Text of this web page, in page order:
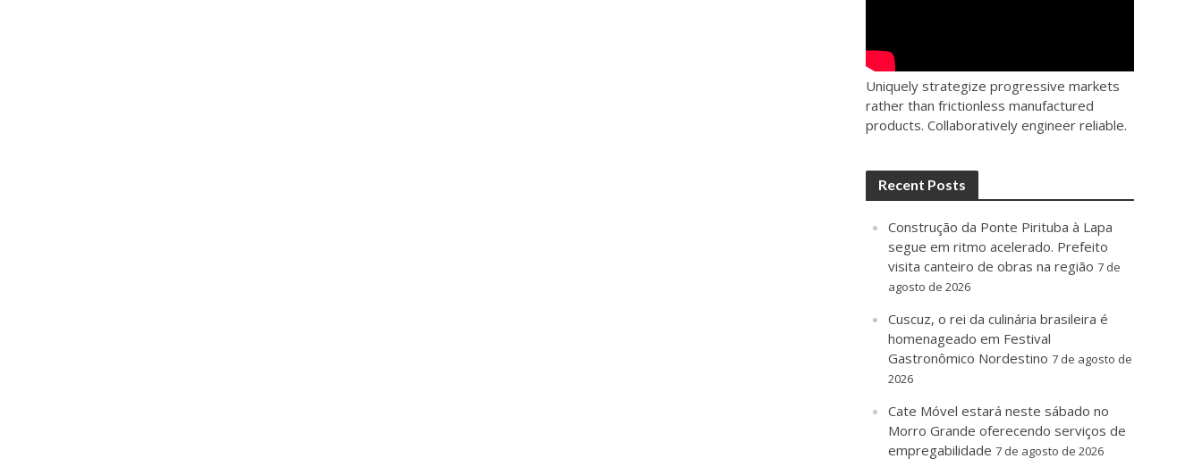
Uniquely strategize progressive markets
rather than frictionless manufactured
products. Collaboratively engineer reliable.
Recent Posts
Construção da Ponte Pirituba à Lapa
segue em ritmo acelerado. Prefeito
visita canteiro de obras na região 7 de
agosto de 2026
Cuscuz, o rei da culinária brasileira é
homenageado em Festival
Gastronômico Nordestino 7 de agosto de
2026
Cate Móvel estará neste sábado no
Morro Grande oferecendo serviços de
empregabilidade 7 de agosto de 2026